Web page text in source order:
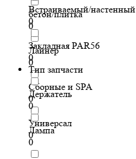
бетон/плитка
0
Лайнер
0
Сборные и SPA
0
Универсал
0
Встраиваемый/настенный
0
Закладная PAR56
0
Тип запчасти
Держатель
0
Лампа
0